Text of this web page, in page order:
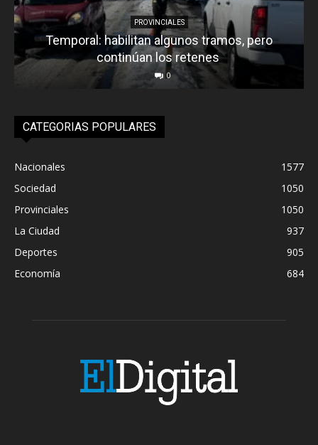
PROVINCIALES
Temporal: habilitan algunos tramos, pero
continúan los retenes
0
CATEGORIAS POPULARES
Nacionales
1577
Sociedad
1050
Provinciales
1050
La Ciudad
937
Deportes
905
Economía
684